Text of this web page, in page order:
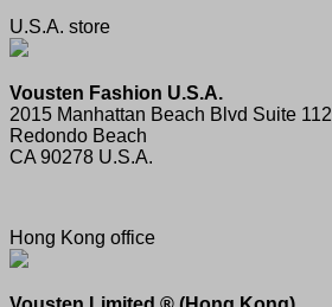
U.S.A. store
Vousten Fashion U.S.A.
2015 Manhattan Beach Blvd Suite 112
Redondo Beach
CA 90278 U.S.A.
Hong Kong office